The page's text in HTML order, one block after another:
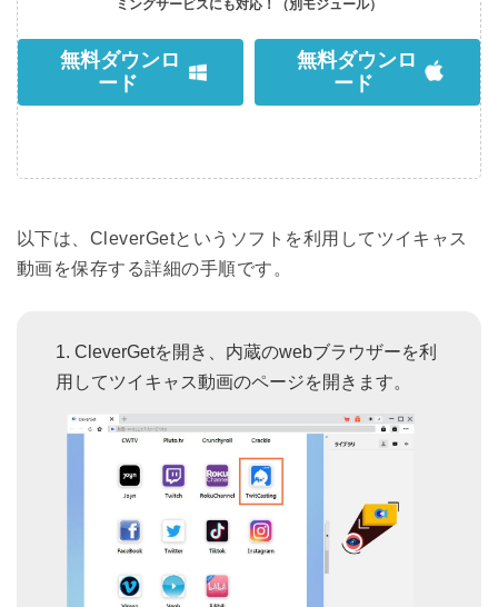
ミングサービスにも対応！（別モジュール）
無料ダウンロ
ード
無料ダウンロ
ード
以下は、CleverGetというソフトを利用してツイキャス
動画を保存する詳細の手順です。
CleverGetを開き、内蔵のwebブラウザーを利
用してツイキャス動画のページを開きます。